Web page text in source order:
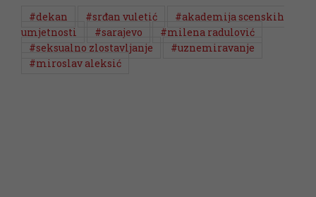
#dekan #srđan vuletić
#akademija scenskih
umjetnosti
#sarajevo
#milena radulović
#seksualno zlostavljanje
#uznemiravanje
#miroslav aleksić